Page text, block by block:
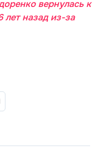
вернулась к
лет назад из-за